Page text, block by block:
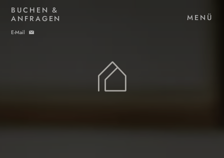
BUCHEN &
ANFRAGEN
E-Mail
MENÜ